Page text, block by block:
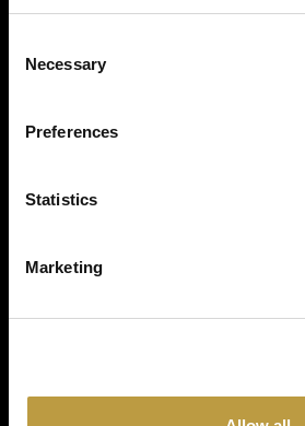
Selection
Necessary
Preferences
Statistics
Marketing